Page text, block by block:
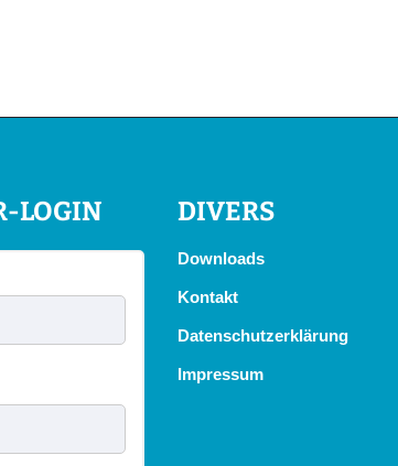
LOGIN DIVERS
Downloads
Kontakt
Datenschutzerklärung
Impressum